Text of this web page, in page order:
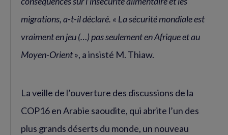
migrations, a-t-il déclaré. « La sécurité mondiale est
vraiment en jeu (…) pas seulement en Afrique et au
Moyen-Orient », a insisté M. Thiaw.
La veille de l’ouverture des discussions de la
COP16 en Arabie saoudite, qui abrite l’un des
plus grands déserts du monde, un nouveau